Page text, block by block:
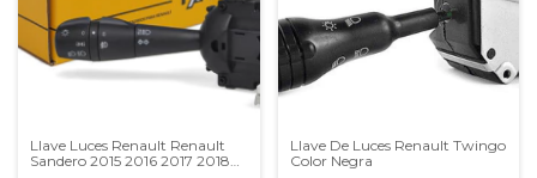
Llave Luces Renault Renault
Sandero 2015 2016 2017 2018
Llave De Luces Renault Twingo
Color Negra